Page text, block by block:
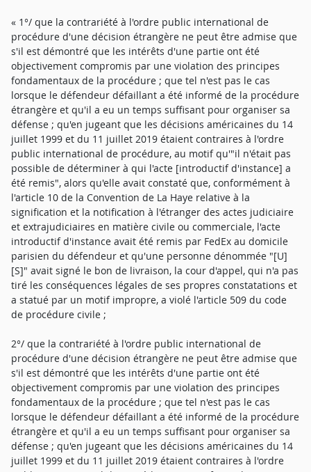
« 1°/ que la contrariété à l'ordre public international de
procédure d'une décision étrangère ne peut être admise que
s'il est démontré que les intérêts d'une partie ont été
objectivement compromis par une violation des principes
fondamentaux de la procédure ; que tel n'est pas le cas
lorsque le défendeur défaillant a été informé de la procédure
étrangère et qu'il a eu un temps suffisant pour organiser sa
défense ; qu'en jugeant que les décisions américaines du 14
juillet 1999 et du 11 juillet 2019 étaient contraires à l'ordre
public international de procédure, au motif qu'"il n'était pas
possible de déterminer à qui l'acte [introductif d'instance] a
été remis", alors qu'elle avait constaté que, conformément à
l'article 10 de la Convention de La Haye relative à la
signification et la notification à l'étranger des actes judiciaire
et extrajudiciaires en matière civile ou commerciale, l'acte
introductif d'instance avait été remis par FedEx au domicile
parisien du défendeur et qu'une personne dénommée "[U]
[S]" avait signé le bon de livraison, la cour d'appel, qui n'a pas
tiré les conséquences légales de ses propres constatations et
a statué par un motif impropre, a violé l'article 509 du code
de procédure civile ;
2°/ que la contrariété à l'ordre public international de
procédure d'une décision étrangère ne peut être admise que
s'il est démontré que les intérêts d'une partie ont été
objectivement compromis par une violation des principes
fondamentaux de la procédure ; que tel n'est pas le cas
lorsque le défendeur défaillant a été informé de la procédure
étrangère et qu'il a eu un temps suffisant pour organiser sa
défense ; qu'en jugeant que les décisions américaines du 14
juillet 1999 et du 11 juillet 2019 étaient contraires à l'ordre